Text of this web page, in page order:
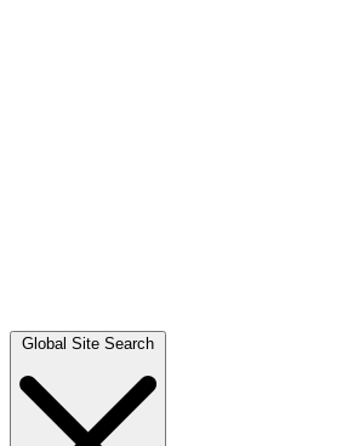
Global Site Search